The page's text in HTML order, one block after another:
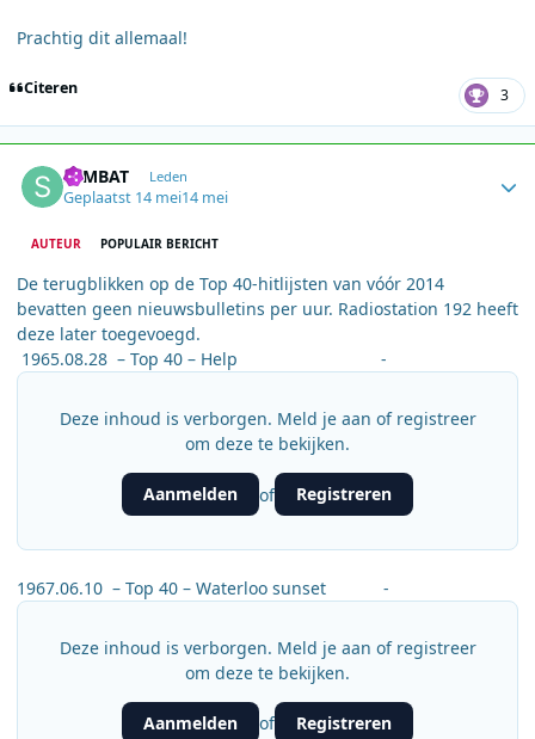
Prachtig dit allemaal!
Citeren 3
SEMBAT Leden
Geplaatst 14 mei14 mei
AUTEUR POPULAIR BERICHT
De terugblikken op de Top 40-hitlijsten van vóór 2014
bevatten geen nieuwsbulletins per uur. Radiostation 192 heeft
deze later toegevoegd.
1965.08.28 – Top 40 – Help -
Deze inhoud is verborgen. Meld je aan of registreer
om deze te bekijken.
Aanmelden of Registreren
1967.06.10 – Top 40 – Waterloo sunset -
Deze inhoud is verborgen. Meld je aan of registreer
om deze te bekijken.
Aanmelden of Registreren